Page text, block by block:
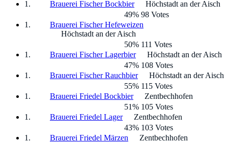
Brauerei Fischer Bockbier
Höchstadt an der Aisch
49% 98 Votes
Brauerei Fischer Hefeweizen
Höchstadt an der Aisch
50% 111 Votes
Brauerei Fischer Lagerbier
Höchstadt an der Aisch
47% 108 Votes
Brauerei Fischer Rauchbier
Höchstadt an der Aisch
55% 115 Votes
Brauerei Friedel Bockbier
Zentbechhofen
51% 105 Votes
Brauerei Friedel Lager
Zentbechhofen
43% 103 Votes
Brauerei Friedel Märzen
Zentbechhofen